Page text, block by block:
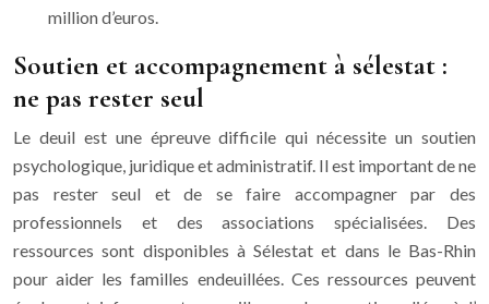
million d’euros.
Soutien et accompagnement à sélestat :
ne pas rester seul
Le deuil est une épreuve difficile qui nécessite un soutien
psychologique, juridique et administratif. Il est important de ne
pas rester seul et de se faire accompagner par des
professionnels et des associations spécialisées. Des
ressources sont disponibles à Sélestat et dans le Bas-Rhin
pour aider les familles endeuillées. Ces ressources peuvent